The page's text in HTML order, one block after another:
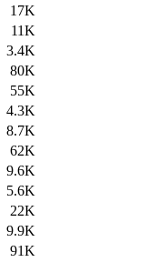
17K
11K
3.4K
80K
55K
4.3K
8.7K
62K
9.6K
5.6K
22K
9.9K
91K